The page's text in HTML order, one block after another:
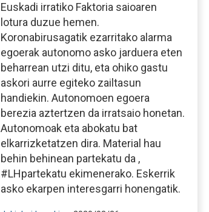
Euskadi irratiko Faktoria saioaren
lotura duzue hemen.
Koronabirusagatik ezarritako alarma
egoerak autonomo asko jarduera eten
beharrean utzi ditu, eta ohiko gastu
askori aurre egiteko zailtasun
handiekin. Autonomoen egoera
berezia aztertzen da irratsaio honetan.
Autonomoak eta abokatu bat
elkarrizketatzen dira. Material hau
behin behinean partekatu da ,
#LHpartekatu ekimenerako. Eskerrik
asko ekarpen interesgarri honengatik.